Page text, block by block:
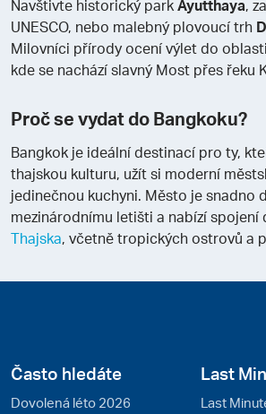
Navštivte historický parkAyutthaya,
UNESCO, nebo malebný plovoucí trh
Milovníci přírody ocení výlet do oblasti
kde se nachází slavný Most přes řeku
Proč se vydat do Bangkoku?
Bangkok je ideální destinací pro ty,
thajskou kulturu, užít si moderní
jedinečnou kuchyni. Město je snadno
mezinárodnímu letišti a nabízí spojení
Thajska, včetně tropických ostrovů a
Často hledáte
Dovolená léto 2026
Last
Last